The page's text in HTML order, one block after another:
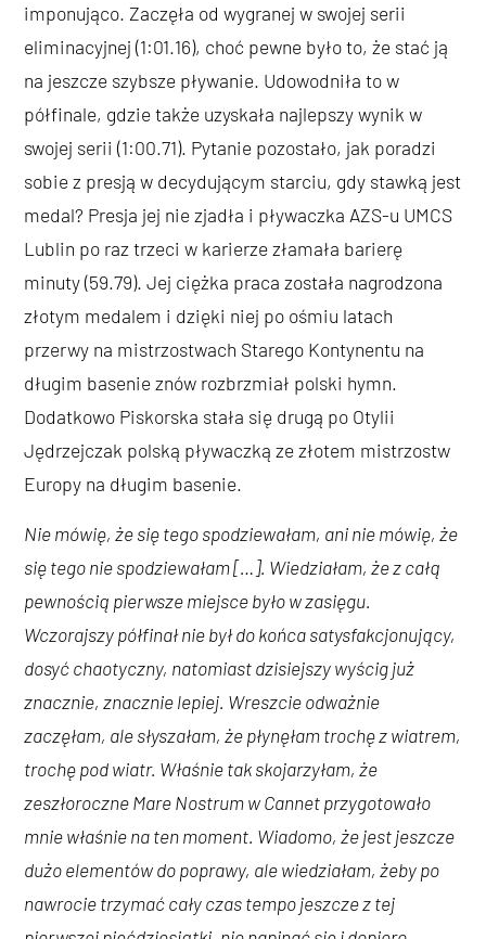
imponująco. Zaczęła od wygranej w swojej serii
eliminacyjnej (1:01.16), choć pewne było to, że stać ją
na jeszcze szybsze pływanie. Udowodniła to w
półfinale, gdzie także uzyskała najlepszy wynik w
swojej serii (1:00.71). Pytanie pozostało, jak poradzi
sobie z presją w decydującym starciu, gdy stawką jest
medal? Presja jej nie zjadła i pływaczka AZS-u UMCS
Lublin po raz trzeci w karierze złamała barierę
minuty (59.79). Jej ciężka praca została nagrodzona
złotym medalem i dzięki niej po ośmiu latach
przerwy na mistrzostwach Starego Kontynentu na
długim basenie znów rozbrzmiał polski hymn.
Dodatkowo Piskorska stała się drugą po Otylii
Jędrzejczak polską pływaczką ze złotem mistrzostw
Europy na długim basenie.
Nie mówię, że się tego spodziewałam, ani nie mówię, że
się tego nie spodziewałam […]. Wiedziałam, że z całą
pewnością pierwsze miejsce było w zasięgu.
Wczorajszy półfinał nie był do końca satysfakcjonujący,
dosyć chaotyczny, natomiast dzisiejszy wyścig już
znacznie, znacznie lepiej. Wreszcie odważnie
zaczęłam, ale słyszałam, że płynęłam trochę z wiatrem,
trochę pod wiatr. Właśnie tak skojarzyłam, że
zeszłoroczne Mare Nostrum w Cannet przygotowało
mnie właśnie na ten moment. Wiadomo, że jest jeszcze
dużo elementów do poprawy, ale wiedziałam, żeby po
nawrocie trzymać cały czas tempo jeszcze z tej